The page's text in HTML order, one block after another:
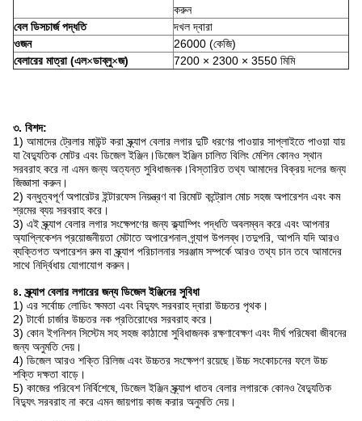
করুন
বেল ডিসচার্জ পদ্ধতি
দখল দ্বারা
ওজন
26000 (কেজি)
বেলারের মাত্রা (এল×ডাব্লু×জ) 7200 × 2300 × 3550 মিমি
৩. বিশদ:
1) আমাদের ট্রেলার মাউন্ট করা স্ক্র্যাপ বেলার লগার দুটি ধরণের পাওয়ার সাপ্লাইতে পাওয়া যায়
যা বৈদ্যুতিক মোটর এবং ডিজেল ইঞ্জিন।ডিজেল ইঞ্জিন চালিত বিলিং মেশিন কোনও স্থান
সরবরাহ করে না এমন জন্য অত্যন্ত সুবিধাজনক।বিস্তারিত তথ্য আমাদের বিক্রয় দলের জন্য
জিজ্ঞাসা করুন।
2) বন্ধুত্বপূর্ণ অপারেটর ইন্টারফেস নিয়ন্ত্রণ বা রিমোট কন্ট্রোল মোচ সহজ অপারেশন এবং কম
শ্রমের ব্যয় সরবরাহ করে।
3) এই স্ক্র্যাপ বেলার লগার সংক্ষেপণের জন্য ক্ল্যাম্পিং পদ্ধতি অবলম্বন করে এবং আপনার
অ্যাপ্লিকেশন প্রয়োজনীয়তা মেটাতে অপারেশনাল গ্র্যাপ উপলব্ধ।তদুপরি, আপনি যদি আরও
ব্যক্তিগত অপারেশন রুম বা স্ক্র্যাপ পরিচালনার সরঞ্জাম সম্পর্কে আরও তথ্য চান তবে আমাদের
সাথে নির্দ্বিধায় যোগাযোগ করুন।
৪. স্ক্র্যাপ বেলার লগারের জন্য ডিজেল ইঞ্জিনের সুবিধা
1) এর সর্বোচ্চ লোডিং ক্ষমতা এবং বিদ্যুৎ সরবরাহ দ্বারা উচ্চতর পৃথক।
2) টার্বো চার্জার উচ্চতর নক প্রতিরোধের সরবরাহ করে।
3) কোন ইগনিশন সিস্টেম সহ সহজ কাঠামো সুবিধাজনক রক্ষণাবেক্ষণ এবং দীর্ঘ পরিষেবা জীবনের
জন্য অনুমতি দেয়।
4) ডিজেল আরও শক্তি রিলিজ এবং উচ্চতর সংক্ষেপণ রয়েছে।উচ্চ সংকোচনের ফলে উচ্চ
শক্তি দক্ষতা বাড়ে।
5) কাজের পরিবেশ নির্বিশেষে, ডিজেল ইঞ্জিন স্ক্র্যাপ ধাতব বেলার লগারকে কোনও বৈদ্যুতিক
বিদ্যুৎ সরবরাহ না করে এমন জায়গায় কাজ করার অনুমতি দেয়।